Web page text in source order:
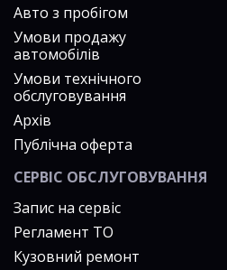
Авто з пробігом
Умови продажу
автомобілів
Умови технічного
обслуговування
Архів
Публічна оферта
СЕРВІС ОБСЛУГОВУВАННЯ
Запис на сервіс
Регламент ТО
Кузовний ремонт